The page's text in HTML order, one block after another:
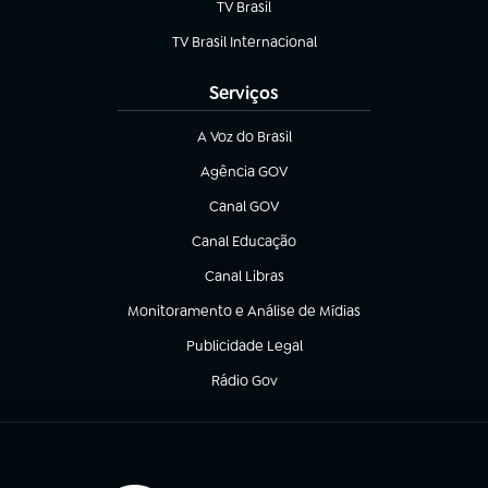
TV Brasil
(abre em nova aba)
TV Brasil Internacional
(abre em nova aba)
Serviços
A Voz do Brasil
(abre em nova aba)
Agência GOV
(abre em nova aba)
Canal GOV
(abre em nova aba)
Canal Educação
(abre em nova aba)
Canal Libras
(abre em nova aba)
Monitoramento e Análise de Mídias
(abre em nova aba)
Publicidade Legal
(abre em nova aba)
Rádio Gov
(abre em nova aba)